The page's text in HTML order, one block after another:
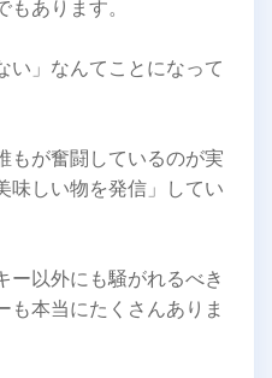
あります。
い」なんてことになって
もが奮闘しているのが実
味しい物を発信」してい
ー以外にも騒がれるべき
も本当にたくさんありま